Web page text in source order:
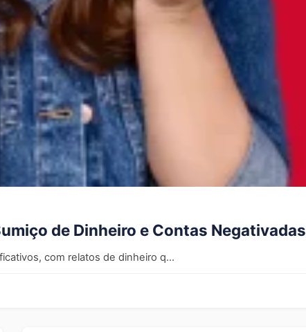
de Dinheiro e Contas Negativadas
com relatos de dinheiro q...